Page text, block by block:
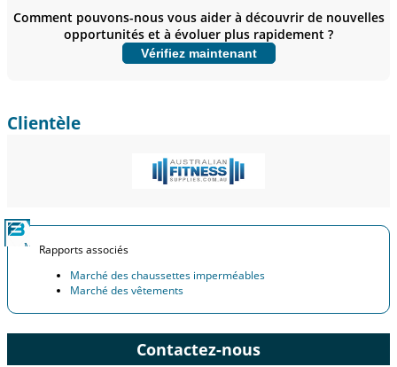
Personnaliser maintenant
Comment pouvons-nous vous aider à découvrir de nouvelles
opportunités et à évoluer plus rapidement ?
Vérifiez maintenant
Clientèle
Rapports associés
Marché des chaussettes imperméables
Marché des vêtements
Contactez-nous